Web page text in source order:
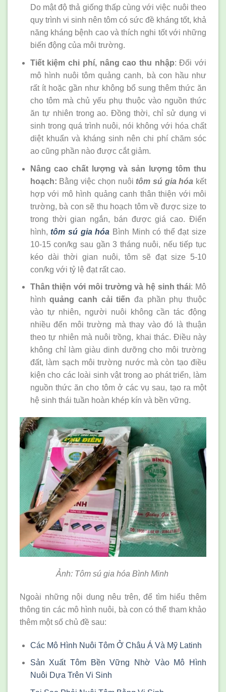
Do mật độ thả giống thấp cùng với việc nuôi theo
quy trình vi sinh nên tôm có sức đề kháng tốt, khả
năng kháng bệnh cao và thích nghi tốt với những
biến động của môi trường.
Tiết kiệm chi phí, nâng cao thu nhập: Đối với
mô hình nuôi tôm quảng canh, bà con hầu như
rất ít hoặc gần như không bổ sung thêm thức ăn
cho tôm mà chủ yếu phụ thuộc vào nguồn thức
ăn tự nhiên trong ao. Đồng thời, chỉ sử dụng vi
sinh trong quá trình nuôi, nói không với hóa chất
diệt khuẩn và kháng sinh nên chi phí chăm sóc
ao cũng phần nào được cắt giảm.
Nâng cao chất lượng và sản lượng tôm thu
hoạch: Bằng việc chọn nuôi tôm sú gia hóa kết
hợp với mô hình quảng canh thân thiện với môi
trường, bà con sẽ thu hoạch tôm về được size to
trong thời gian ngắn, bán được giá cao. Điển
hình,tôm sú gia hóa Bình Minh có thể đạt size
10-15 con/kg sau gần 3 tháng nuôi, nếu tiếp tục
kéo dài thời gian nuôi, tôm sẽ đạt size 5-10
con/kg với tỷ lệ đạt rất cao.
Thân thiện với môi trường và hệ sinh thái: Mô
hìnhquảng canh cải tiến đa phần phụ thuộc
vào tự nhiên, người nuôi không cần tác động
nhiều đến môi trường mà thay vào đó là thuận
theo tự nhiên mà nuôi trồng, khai thác. Điều này
không chỉ làm giàu dinh dưỡng cho môi trường
đất, làm sạch môi trường nước mà còn tạo điều
kiện cho các loài sinh vật trong ao phát triển, làm
nguồn thức ăn cho tôm ở các vụ sau, tạo ra một
hệ sinh thái tuần hoàn khép kín và bền vững.
Ảnh: Tôm sú gia hóa Bình Minh
Ngoài những nội dung nêu trên, để tìm hiểu thêm
thông tin các mô hình nuôi, bà con có thể tham khảo
thêm một số chủ đề sau:
Các Mô Hình Nuôi Tôm Ở Châu Á Và Mỹ Latinh
Sản Xuất Tôm Bền Vững Nhờ Vào Mô Hình
Nuôi Dựa Trên Vi Sinh